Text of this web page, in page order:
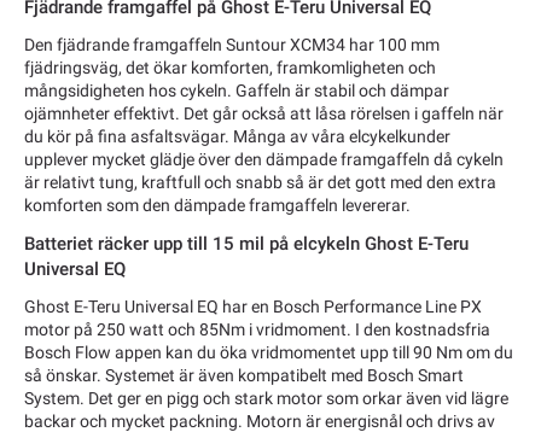
Fjädrande framgaffel på Ghost E-Teru Universal EQ
Den fjädrande framgaffeln Suntour XCM34 har 100 mm
fjädringsväg, det ökar komforten, framkomligheten och
mångsidigheten hos cykeln. Gaffeln är stabil och dämpar
ojämnheter effektivt. Det går också att låsa rörelsen i gaffeln när
du kör på fina asfaltsvägar. Många av våra elcykelkunder
upplever mycket glädje över den dämpade framgaffeln då cykeln
är relativt tung, kraftfull och snabb så är det gott med den extra
komforten som den dämpade framgaffeln levererar.
Batteriet räcker upp till 15 mil på elcykeln Ghost E-Teru
Universal EQ
Ghost E-Teru Universal EQ har en Bosch Performance Line PX
motor på 250 watt och 85Nm i vridmoment. I den kostnadsfria
Bosch Flow appen kan du öka vridmomentet upp till 90 Nm om du
så önskar. Systemet är även kompatibelt med Bosch Smart
System. Det ger en pigg och stark motor som orkar även vid lägre
backar och mycket packning. Motorn är energisnål och drivs av